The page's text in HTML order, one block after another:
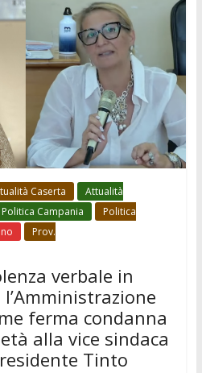
Caserta
Attualità
Politica Campania
Politica
Prov.
verbale in
ferma condanna
alla vice sindaca
Tinto